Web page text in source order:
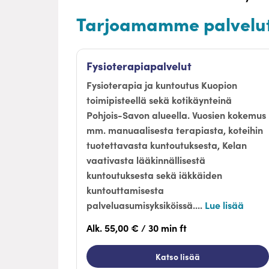
Tarjoamamme
Fysioterapiapalvelut
Fysioterapia ja kuntoutus Kuopion
toimipisteellä sekä kotikäynteinä
Pohjois-Savon alueella. Vuosien kokemus
mm. manuaalisesta terapiasta, koteihin
tuotettavasta kuntoutuksesta, Kelan
vaativasta lääkinnällisestä
kuntoutuksesta sekä iäkkäiden
kuntouttamisesta
palveluasumisyksiköissä.... Lue lisää
Alk. 55,00 € / 30 min ft
Katso lisää